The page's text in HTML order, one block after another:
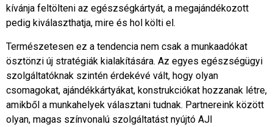
kívánja feltölteni az egészségkártyát, a megajándékozott
pedig kiválaszthatja, mire és hol költi el.
Természetesen ez a tendencia nem csak a munkaadókat
ösztönzi új stratégiák kialakítására. Az egyes egészségügyi
szolgáltatóknak szintén érdekévé vált, hogy olyan
csomagokat, ajándékkártyákat, konstrukciókat hozzanak létre,
amikből a munkahelyek választani tudnak. Partnereink között
olyan, magas színvonalú szolgáltatást nyújtó AJI